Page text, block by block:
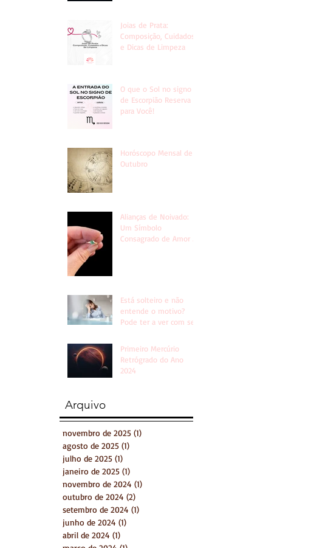
Joias de Prata:
Composição, Cuidados
e Dicas de Limpeza
O que o Sol no signo
de Escorpião Reserva
para Você!
Horóscopo Mensal de
Outubro
Alianças de Noivado:
Um Símbolo
Consagrado de Amor e
Está solteiro e não
entende o motivo?
Pode ter a ver com seu
Primeiro Mercúrio
Retrógrado do Ano
2024
Arquivo
novembro de 2025 (1)
agosto de 2025 (1)
julho de 2025 (1)
janeiro de 2025 (1)
novembro de 2024 (1)
outubro de 2024 (2)
setembro de 2024 (1)
junho de 2024 (1)
abril de 2024 (1)